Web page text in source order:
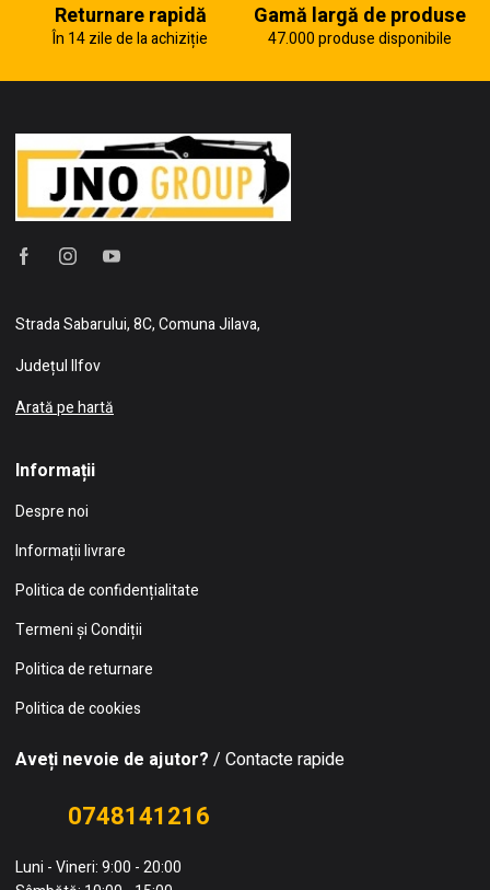
Returnare rapidă
În 14 zile de la achiziție
Gamă largă de produse
47.000 produse disponibile
Strada Sabarului, 8C, Comuna Jilava,
Județul Ilfov
Arată pe hartă
Informații
Despre noi
Informații livrare
Politica de confidențialitate
Termeni și Condiții
Politica de returnare
Politica de cookies
Aveți nevoie de ajutor? / Contacte rapide
0748141216
Luni - Vineri: 9:00 - 20:00